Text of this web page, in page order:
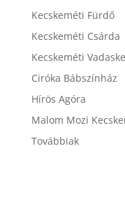
Kecskeméti Fürdő
Kecskeméti Csárda
Kecskeméti
Ciróka Bábszínház
Hírös Agóra
Malom Mozi
Továbbiak